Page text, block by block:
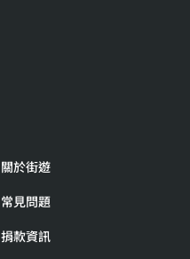
關於街遊
常見問題
捐款資訊